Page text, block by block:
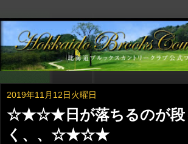
2019年11月12日火曜日
☆★☆★日が落ちるのが段
く、、☆★☆★